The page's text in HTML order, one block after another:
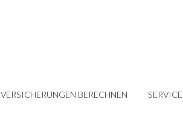
VERSICHERUNGEN BERECHNEN SERVICE